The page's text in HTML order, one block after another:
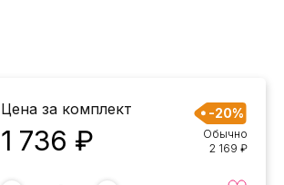
Цена за комплект
1 736 ₽
-20%
Обычно
2 169 ₽